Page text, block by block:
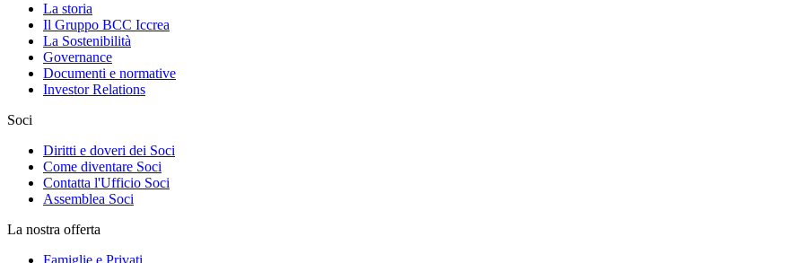
La storia
Il Gruppo BCC Iccrea
La Sostenibilità
Governance
Documenti e normative
Investor Relations
Soci
Diritti e doveri dei Soci
Come diventare Soci
Contatta l'Ufficio Soci
Assemblea Soci
La nostra offerta